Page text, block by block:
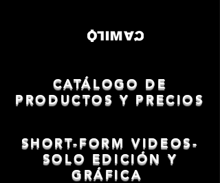
CATÁLOGO DE
PRODUCTOS Y PRECIOS
SHORT-FORM VIDEOS-
SOLO EDICIÓN Y
GRÁFICA